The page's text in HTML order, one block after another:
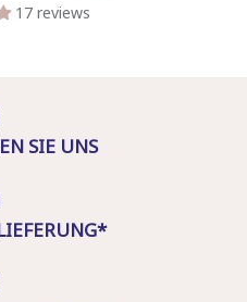
17 reviews
SIE UNS